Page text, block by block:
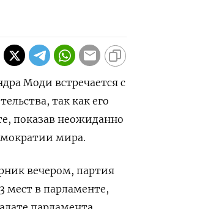
Моди встречается с
так как его
показав неожиданно
мира.
вечером, партия
мест в парламенте,